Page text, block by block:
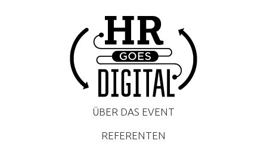
ÜBER DAS EVENT
REFERENTEN